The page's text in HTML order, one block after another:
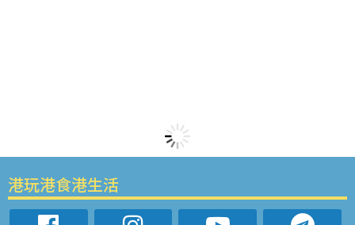
港玩港食港生活